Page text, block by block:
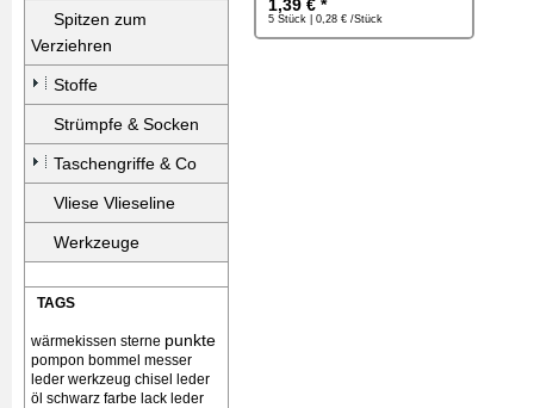
Spitzen zum
Verziehren
Stoffe
Strümpfe & Socken
Taschengriffe & Co
Vliese Vlieseline
Werkzeuge
TAGS
wärmekissen sterne punkte
pompon bommel messer
leder werkzeug chisel
leder
öl schwarz farbe lack leder
1,39 € *
5 Stück | 0,28 € /Stück